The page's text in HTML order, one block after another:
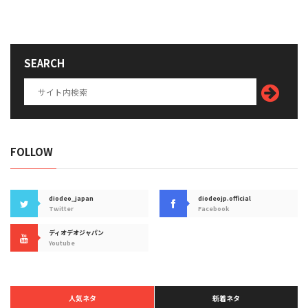
SEARCH
FOLLOW
diodeo_japan
Twitter
diodeojp.official
Facebook
ディオデオジャパン
Youtube
人気ネタ 新着ネタ